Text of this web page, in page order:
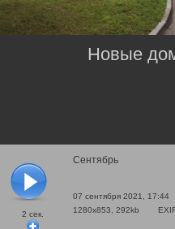
2 сек.
Сентябрь
07 сентября 2021, 17:44
1280x853, 292kb
Новые